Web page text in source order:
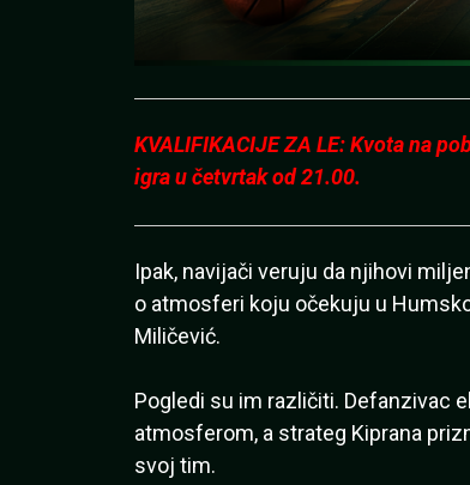
KVALIFIKACIJE ZA LE: Kvota na
igra u četvrtak od 21.00.
Ipak, navijači veruju da njihovi
o atmosferi koju očekuju u
Miličević.
Pogledi su im različiti. Defanzivac
atmosferom, a strateg Kiprana
svoj tim.